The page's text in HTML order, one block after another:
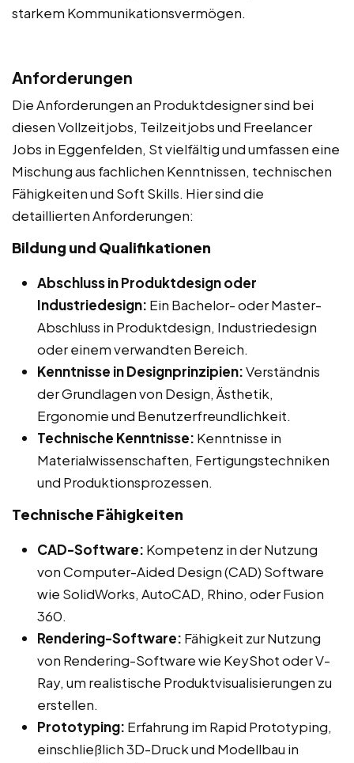
starkem Kommunikationsvermögen.
Anforderungen
Die Anforderungen an Produktdesigner sind bei
diesen Vollzeitjobs, Teilzeitjobs und Freelancer
Jobs in Eggenfelden, St vielfältig und umfassen eine
Mischung aus fachlichen Kenntnissen, technischen
Fähigkeiten und Soft Skills. Hier sind die
detaillierten Anforderungen:
Bildung und Qualifikationen
Abschluss in Produktdesign oder
Industriedesign: Ein Bachelor- oder Master-
Abschluss in Produktdesign, Industriedesign
oder einem verwandten Bereich.
Kenntnisse in Designprinzipien:Verständnis
der Grundlagen von Design, Ästhetik,
Ergonomie und Benutzerfreundlichkeit.
Technische Kenntnisse: Kenntnisse in
Materialwissenschaften, Fertigungstechniken
und Produktionsprozessen.
Technische Fähigkeiten
CAD-Software: Kompetenz in der Nutzung
von Computer-Aided Design (CAD) Software
wie SolidWorks, AutoCAD, Rhino, oder Fusion
360.
Rendering-Software: Fähigkeit zur Nutzung
von Rendering-Software wie KeyShot oder V-
Ray, um realistische Produktvisualisierungen zu
erstellen.
Prototyping: Erfahrung im Rapid Prototyping,
einschließlich 3D-Druck und Modellbau in